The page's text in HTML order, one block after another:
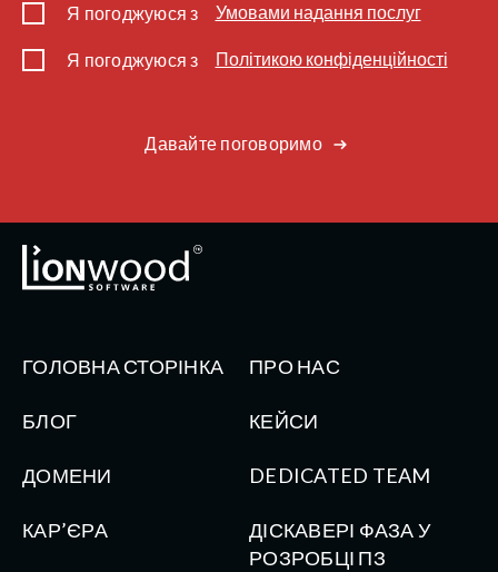
Я погоджуюся з Умовами надання послуг
Я погоджуюся з Політикою конфіденційності
Давайте поговоримо
ГОЛОВНА СТОРІНКА ПРО НАС
БЛОГ КЕЙСИ
ДОМЕНИ DEDICATED TEAM
КАР’ЄРА
ДІСКАВЕРІ ФАЗА У
РОЗРОБЦІ ПЗ